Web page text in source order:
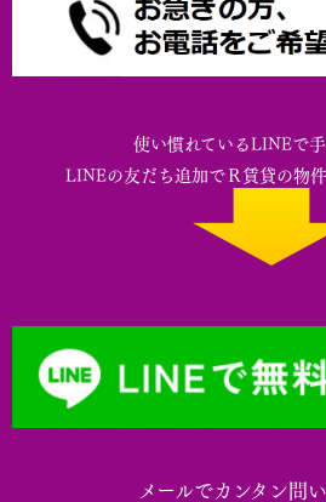
使い慣れているLINEで手
LINEの友だち追加でＲ賃貸の物件
メールでカンタン問